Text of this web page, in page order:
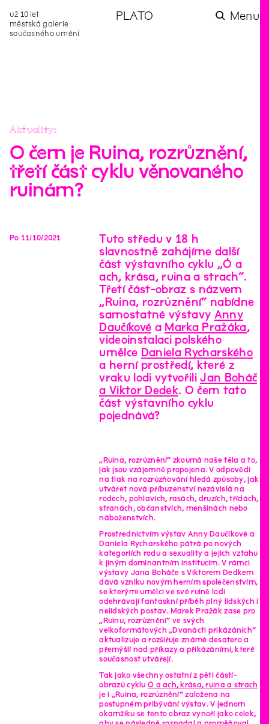
už 10 let
městská galerie
současného umění
PLATO Menu
Aktuality
O čem je Ruina, rozrůznění,
třetí část cyklu věnovaného
ruinám?
Po 11/10/2021
Tuto středu v 18 h
slavnostně zahájíme další
část výstavního cyklu „Ó a
ach, krása, ruina a strach“.
Třetí část-obraz s názvem
„Ruina, rozrůznění“ nabídne
samostatné výstavy Anny
Daučíkové a Marka Pražáka,
videoinstalaci polského
umělce Daniela Rycharského
a herní prostředí, které z
vraku lodi vytvořiliJan Boháč
a Viktor Dedek. O čem tato
část výstavního cyklu
pojednává?
„Ruina, rozrůznění“ zkoumá naše těla a to,
jak jsou vzájemně propojena. V odpovědi
na tlak na rozrůzňování hledá způsoby, jak
utvářet nová příbuzenství nezávislá na
rodech, pohlavích, rasách, druzích, třídách,
stranách, občanstvích, menšinách nebo
náboženstvích.
Prostřednictvím výstav Anny Daučíkové a
Daniela Rycharského pátrá po nových
kategoriích rodu a sexuality a jejich vztahu
k jiným dominantním institucím. V rámci
výstavy Jana Boháče s Viktorem Dedkem
dává vzniku novým herním společenstvím,
se kterými umělci ve své ruině lodi
odehrávají fantaskní příběh plný lidských i
nelidských postav. Marek Pražák zase pro
„Ruinu, rozrůznění“ ve svých
velkoformátových „Dvanácti přikázáních“
aktualizuje a rozšiřuje známé desatero a
přemýšlí nad příkazy a přikázáními, které
současnost utvářejí.
Tak jako všechny ostatní z pěti částí-
obrazů cyklu Ó a ach, krása, ruina a strach
je i „Ruina, rozrůznění“ založena na
postupném přibývání výstav. V jednom
okamžiku se tento obraz vynoří jako celek,